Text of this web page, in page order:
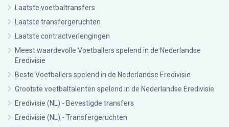
Laatste voetbaltransfers
Laatste transfergeruchten
Laatste contractverlengingen
Meest waardevolle Voetballers spelend in de Nederlandse
Eredivisie
Beste Voetballers spelend in de Nederlandse Eredivisie
Grootste voetbaltalenten spelend in de Nederlandse Eredivisie
Eredivisie (NL) - Bevestigde transfers
Eredivisie (NL) - Transfergeruchten